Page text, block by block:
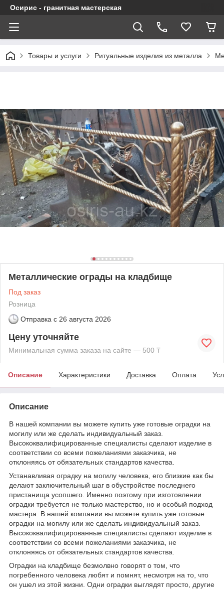
Осирис - гранитная мастерская
Товары и услуги Ритуальные изделия из металла
Металлические ограды на кладбище
Под заказ
Розница
Отправка с 26 августа 2026
Цену уточняйте
Минимальная сумма заказа на сайте — 500 ₸
Описание Характеристики Доставка Оплата
Описание
В нашей компании вы можете купить уже готовые оградки на
могилу или же сделать индивидуальный заказ.
Высококвалифицированные специалисты сделают изделие в
соответствии со всеми пожеланиями заказчика, не
отклоняясь от обязательных стандартов качества.
Устанавливая оградку на могилу человека, его близкие как бы
делают заключительный шаг в обустройстве последнего
пристанища усопшего. Именно поэтому при изготовлении
оградки требуется не только мастерство, но и особый подход
мастера. В нашей компании вы можете купить уже готовые
оградки на могилу или же сделать индивидуальный заказ.
Высококвалифицированные специалисты сделают изделие в
соответствии со всеми пожеланиями заказчика, не
отклоняясь от обязательных стандартов качества.
Оградки на кладбище безмолвно говорят о том, что
погребенного человека любят и помнят, несмотря на то, что
он ушел из этой жизни. Одни оградки выглядят просто, другие